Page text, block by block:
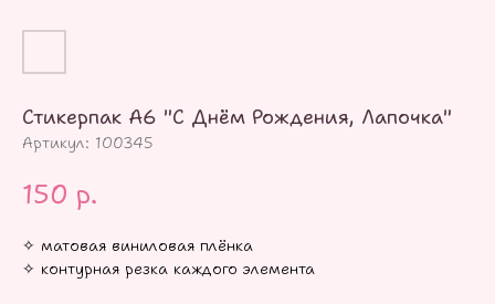
Стикерпак А6 "С Днём Рождения, Лапочка"
Артикул: 100345
150 р.
✧ матовая виниловая плёнка
✧ контурная резка каждого элемента